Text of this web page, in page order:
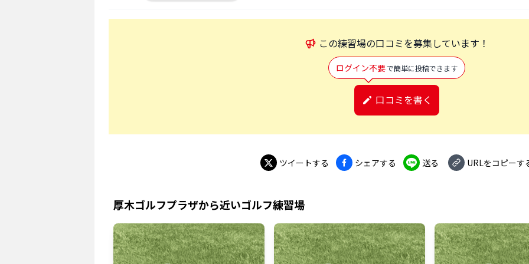
この練習場の口コミを募集しています！
ログイン不要で簡単に投稿できます
口コミを書く
ツイートする シェアする 送る URLをコピーす
厚木ゴルフプラザから近いゴルフ練習場